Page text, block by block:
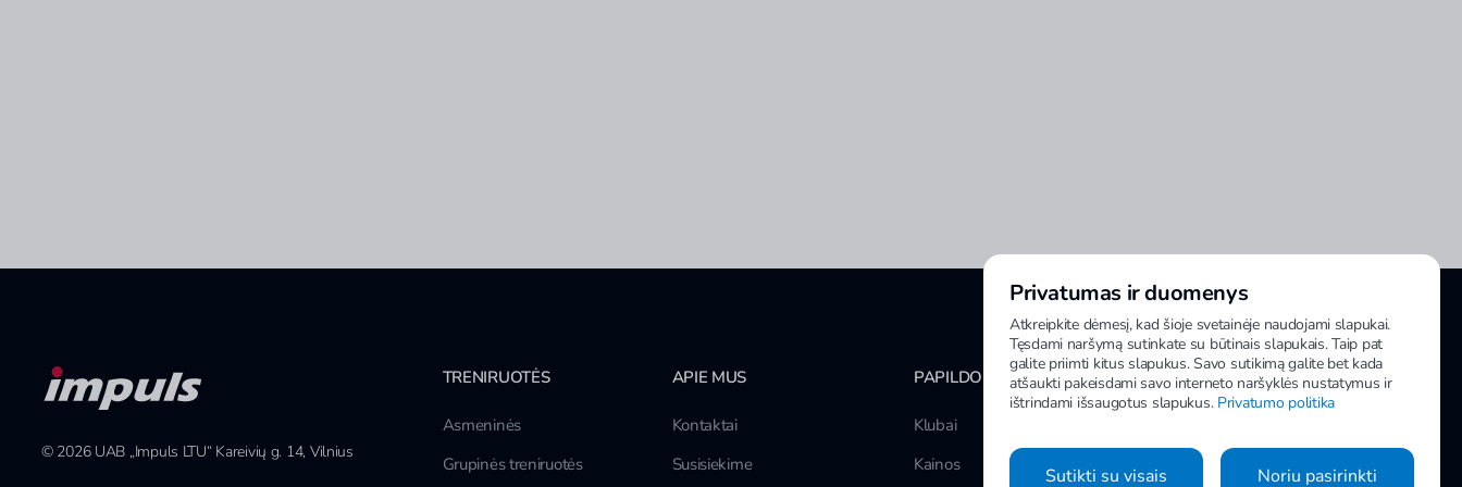
© 2026 UAB „Impuls LTU“ Kareivių g. 14, Vilnius
TRENIRUOTĖS
Asmeninės
Grupinės treniruotės
APIE MUS
Kontaktai
Susisiekime
PAPILDOMA INFORMACIJA
Klubai
Kainos
MANO IMPULS
Privatumas ir duomenys
Atkreipkite dėmesį, kad šioje svetainėje naudojami slapukai.
Tęsdami naršymą sutinkate su būtinais slapukais. Taip pat
galite priimti kitus slapukus. Savo sutikimą galite bet kada
atšaukti pakeisdami savo interneto naršyklės nustatymus ir
ištrindami išsaugotus slapukus. Privatumo politika
Sutikti su visais Noriu pasirinkti